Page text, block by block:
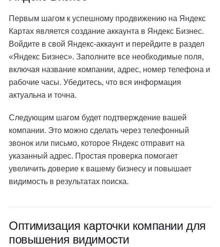
Первым шагом к успешному продвижению на Яндекс
Картах является создание аккаунта в Яндекс Бизнес.
Войдите в свой Яндекс-аккаунт и перейдите в раздел
«Яндекс Бизнес». Заполните все необходимые поля,
включая название компании, адрес, номер телефона и
рабочие часы. Убедитесь, что вся информация
актуальна и точна.
Следующим шагом будет подтверждение вашей
компании. Это можно сделать через телефонный
звонок или письмо, которое Яндекс отправит на
указанный адрес. Простая проверка помогает
увеличить доверие к вашему бизнесу и повышает
видимость в результатах поиска.
Оптимизация карточки компании для
повышения видимости